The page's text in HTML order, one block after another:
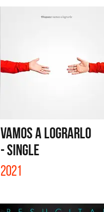
VAMOS A LOGRARLO
- SINGLE
2021